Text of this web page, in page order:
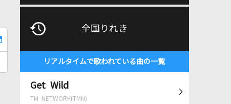
全国りれき
リアルタイムで歌われている曲の一覧
Get Wild
TM NETWORK(TMN)